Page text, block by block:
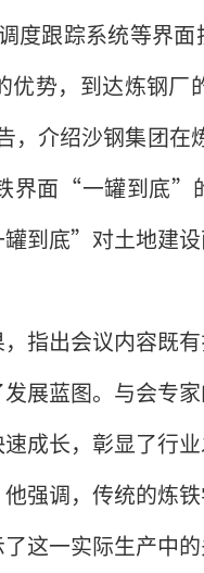
度跟踪系统等界
势，到达炼钢厂
，介绍沙钢集团在
界面“一罐到底”
到底”对土地建设
指出会议内容既
展蓝图。与会专
成长，彰显了行
强调，传统的炼
这一实际生产中